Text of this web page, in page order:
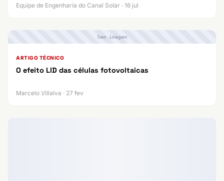
Equipe de Engenharia do Canal Solar · 16 jul
Sem imagem
ARTIGO TÉCNICO
O efeito LID das células fotovoltaicas
Marcelo Villalva · 27 fev